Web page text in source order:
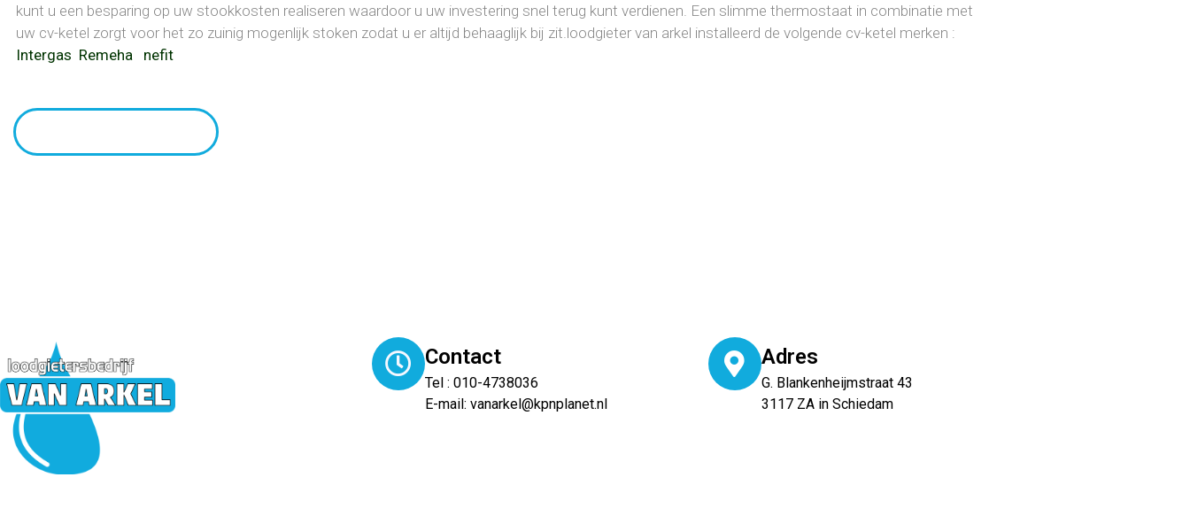
kunt u een besparing op uw stookkosten realiseren waardoor u uw investering snel terug kunt verdienen. Een slimme thermostaat in combinatie met
uw cv-ketel zorgt voor het zo zuinig mogenlijk stoken zodat u er altijd behaaglijk bij zit.loodgieter van arkel installeerd de volgende cv-ketel merken :
Intergas Remeha nefit
Contact
Tel : 010-4738036
E-mail: vanarkel@kpnplanet.nl
Adres
G. Blankenheijmstraat 43
3117 ZA in Schiedam